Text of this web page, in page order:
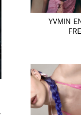
YVMIN